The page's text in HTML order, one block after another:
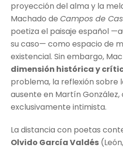
proyección del alma y la
Machado deCampos de
poetiza el paisaje español
su caso— como espacio de
existencial. Sin embargo,
dimensión histórica y
problema, la reflexión sobre
ausente en Martín González,
exclusivamente intimista.
La distancia con poetas
Olvido García Valdés